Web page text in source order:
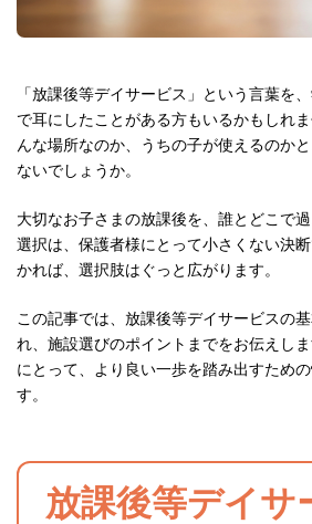
「放課後等デイサービス」という言葉を
で耳にしたことがある方もいるかもしれ
んな場所なのか、うちの子が使えるのか
ないでしょうか。
大切なお子さまの放課後を、誰とどこで
選択は、保護者様にとって小さくない決
かれば、選択肢はぐっと広がります。
この記事では、放課後等デイサービスの
れ、施設選びのポイントまでをお伝えし
にとって、より良い一歩を踏み出すため
す。
放課後等デイサ